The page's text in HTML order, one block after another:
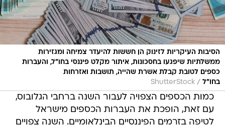
הסיבות העיקריות לזינוק הן חששות להיעדר צמיחה ומגזירות
ממשלתיות שיפגעו בחסכונות, איתור מקלט פיננסי בחו"ל, והעברות
כספים לטובת קבלת אשרת שהייה, תושבות ואזרחות
בחו"ל /
ShutterStock
כמות הכספים הצפויה לעבור השנה ברחבי הגלובוס,
עם זאת, הופכת את העברות הכספים מישראל
לטיפה בזרמים הפיננסיים הבינלאומיים. השנה צפויים